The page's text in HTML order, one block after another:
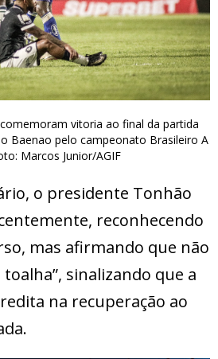
vitoria ao final da partida
Baenao pelo campeonato Brasileiro A
Marcos Junior/AGIF
o presidente Tonhão
reconhecendo
mas afirmando que não
sinalizando que a
na recuperação ao